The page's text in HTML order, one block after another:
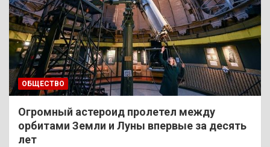
ОБЩЕСТВО
Огромный астероид пролетел между
орбитами Земли и Луны впервые за десять
лет